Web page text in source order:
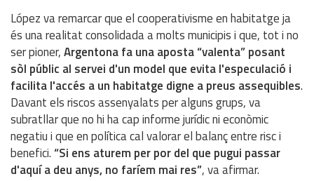
López va remarcar que el cooperativisme en habitatge ja
és una realitat consolidada a molts municipis i que, tot i no
ser pioner,Argentona fa una aposta “valenta” posant
sòl públic al servei d'un model que evita l'especulació i
facilita l'accés a un habitatge digne a preus assequibles.
Davant els riscos assenyalats per alguns grups, va
subratllar que no hi ha cap informe jurídic ni econòmic
negatiu i que en política cal valorar el balanç entre risc i
benefici.“Si ens aturem per por del que pugui passar
d'aquí a deu anys, no faríem mai res”, va afirmar.